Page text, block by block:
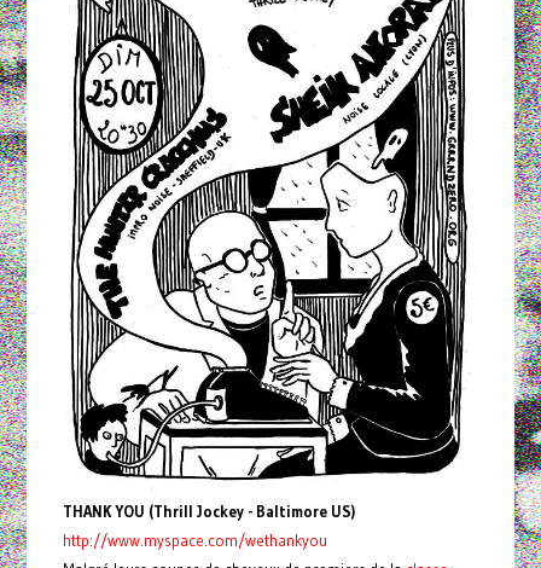
THANK YOU (Thrill Jockey - Baltimore US)
http://www.myspace.com/wethankyou